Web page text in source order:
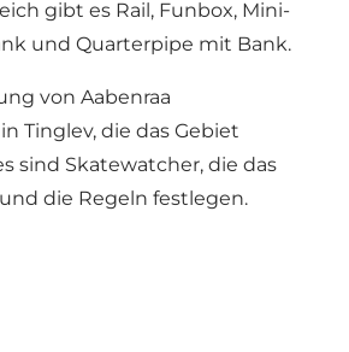
gibt es Rail, Funbox, Mini-
und Quarterpipe mit Bank.
von Aabenraa
Tinglev, die das Gebiet
sind Skatewatcher, die das
die Regeln festlegen.